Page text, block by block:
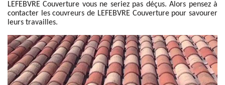
LEFEBVRE Couverture vous ne seriez pas déçus. Alors pensez à
contacter les couvreurs de LEFEBVRE Couverture pour savourer
leurs travailles.